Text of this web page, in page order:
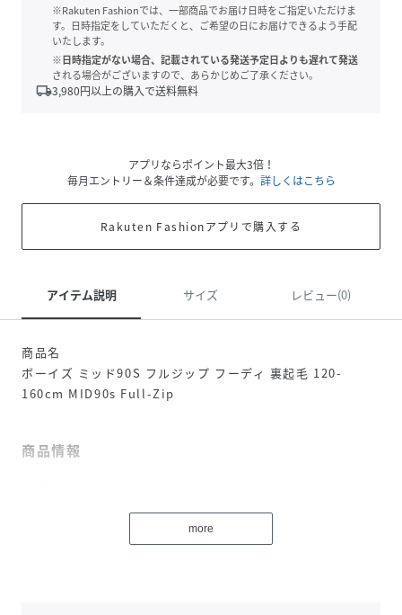
※Rakuten Fashionでは、一部商品でお届け日時をご指定いただけま
す。日時指定をしていただくと、ご希望の日にお届けできるよう手配
いたします。
※日時指定がない場合、記載されている発送予定日よりも遅れて発送
される場合がございますので、あらかじめご了承ください。
local_shipping3,980円以上の購入で送料無料
アプリならポイント最大3倍！
毎月エントリー＆条件達成が必要です。 詳しくはこちら
Rakuten Fashionアプリで購入する
アイテム説明 サイズ レビュー(0)
商品名
ボーイズ ミッド90S フルジップ フーディ 裏起毛 120-
160cm MID90s Full-Zip
商品情報
プーマの「ミッド90s」コレクションは、90年代の大胆でエ
ネルギッシュなムードを現代に再解釈した、レトロ×モダン
more